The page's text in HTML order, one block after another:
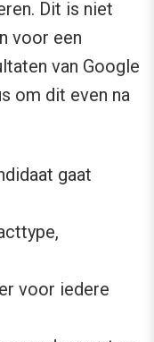
Dit is niet
voor een
van Google
om dit even na
gaat
voor iedere